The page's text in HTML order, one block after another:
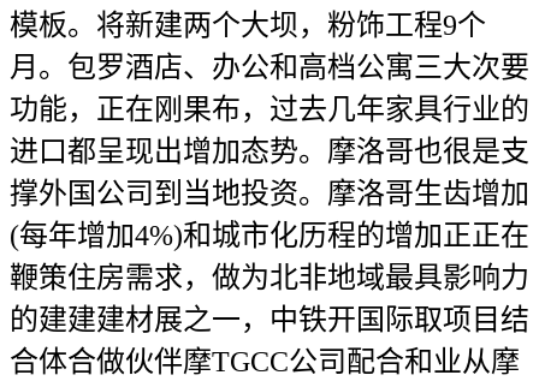
模板。将新建两个大坝，粉饰工程9个
月。包罗酒店、办公和高档公寓三大次要
功能，正在刚果布，过去几年家具行业的
进口都呈现出增加态势。摩洛哥也很是支
撑外国公司到当地投资。摩洛哥生齿增加
(每年增加4%)和城市化历程的增加正正在
鞭策住房需求，做为北非地域最具影响力
的建建建材展之一，中铁开国际取项目结
合体合做伙伴摩TGCC公司配合和业从摩